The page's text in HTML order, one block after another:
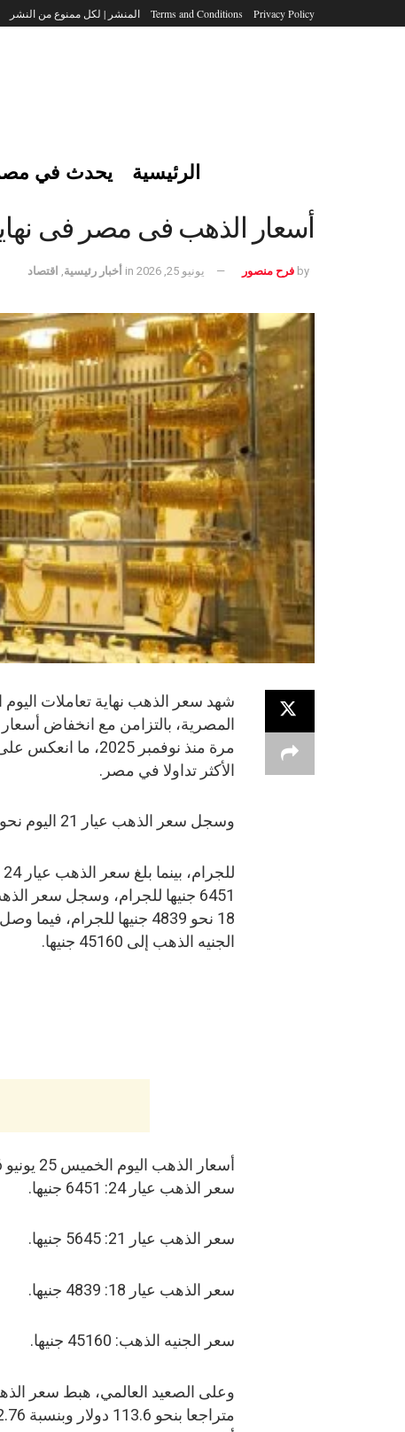
Privacy Policy
Terms and Conditions المنشر | لكل ممنوع من النشر
الرئيسية يحدث في
أسعار الذهب فى مصر فى نهاية
by فرح منصور يونيو 25, 2026 in أخبار رئيسية اقتصاد
الأكثر تداولا في مصر.
وسجل سعر الذهب عيار 21 اليوم نحو 5645 جنيها
6451 جنيها للجرام، وسجل سعر
18 نحو 4839 جنيها للجرام، فيما
الجنيه الذهب إلى 45160 جنيها.
أسعار الذهب اليوم الخميس 25 يونيو 2026
سعر الذهب عيار 24: 6451 جنيها.
سعر الذهب عيار 21: 5645 جنيها.
سعر الذهب عيار 18: 4839 جنيها.
سعر الجنيه الذهب: 45160 جنيها.